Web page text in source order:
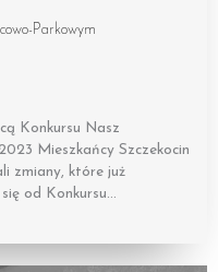
Parkowym
Konkursu Nasz
Mieszkańcy Szczekocin
zmiany, które już
od Konkursu…